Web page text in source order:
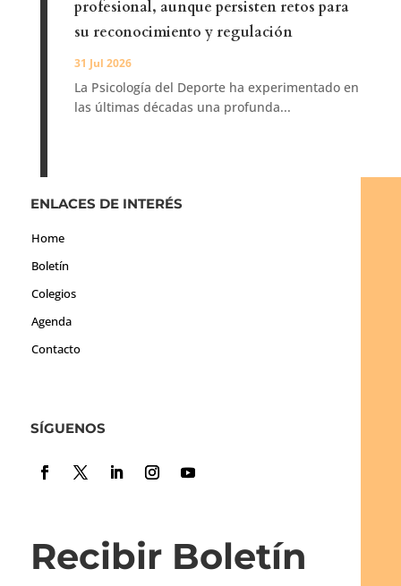
profesional, aunque persisten retos para
su reconocimiento y regulación
31 Jul 2026
La Psicología del Deporte ha experimentado en
las últimas décadas una profunda...
ENLACES DE INTERÉS
Home
Boletín
Colegios
Agenda
Contacto
SÍGUENOS
Recibir Boletín